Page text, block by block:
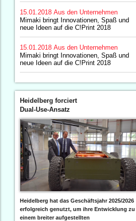
15.01.2018 Aus den Unternehmen
Mimaki bringt Innovationen, Spaß und
neue Ideen auf die C!Print 2018
15.01.2018 Aus den Unternehmen
Mimaki bringt Innovationen, Spaß und
neue Ideen auf die C!Print 2018
Heidelberg forciert
Dual-Use-Ansatz
Heidelberg hat das Geschäftsjahr 2025/2026
erfolgreich genutzt, um ihre Entwicklung zu
einem breiter aufgestellten